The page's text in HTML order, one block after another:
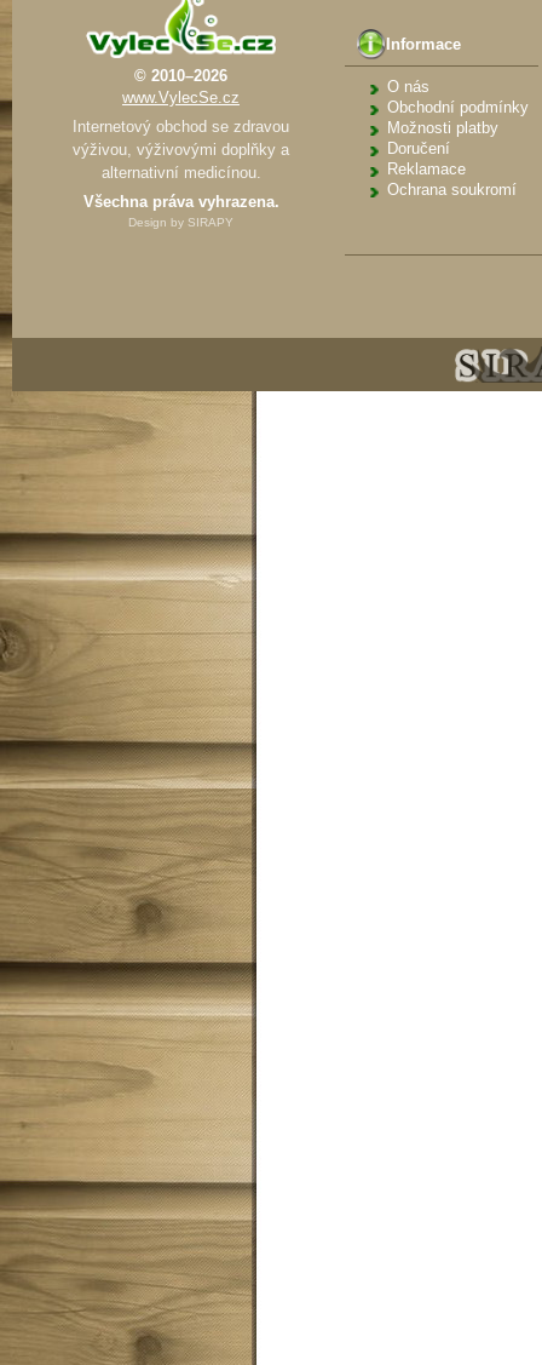
© 2010–2026
www.VylecSe.cz
Internetový obchod se zdravou
výživou, výživovými doplňky a
alternativní medicínou.
Všechna práva vyhrazena.
Design by SIRAPY
Informace
O nás
Obchodní podmínky
Možnosti platby
Doručení
Reklamace
Ochrana soukromí